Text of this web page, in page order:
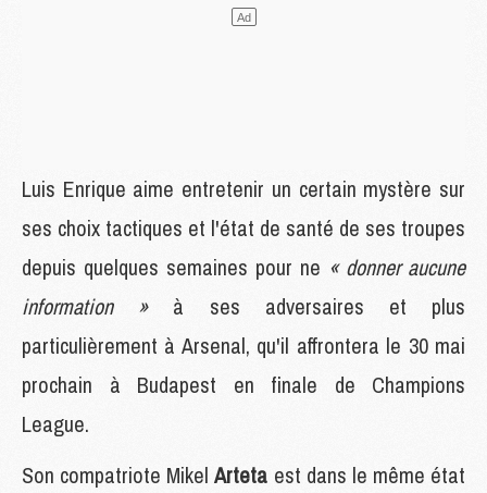
Luis Enrique aime entretenir un certain mystère sur
ses choix tactiques et l'état de santé de ses troupes
depuis quelques semaines pour ne « donner aucune
information »à ses adversaires et plus
particulièrement à Arsenal, qu'il affrontera le 30 mai
prochain à Budapest en finale de Champions
League.
Son compatriote MikelArteta est dans le même état